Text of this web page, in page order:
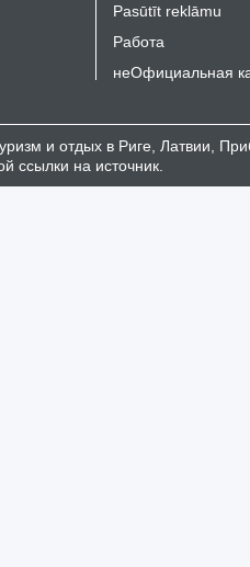
Pasūtīt reklāmu
Работа
неОфициальная
и отдых в Риге, Латвии,
ссылки на источник.